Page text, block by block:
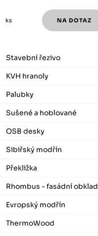
ks
Stavební řezivo
KVH hranoly
Palubky
Sušené a hoblované
OSB desky
Sibiřský modřín
Překližka
Rhombus - fasádní obklad
Evropský modřín
ThermoWood